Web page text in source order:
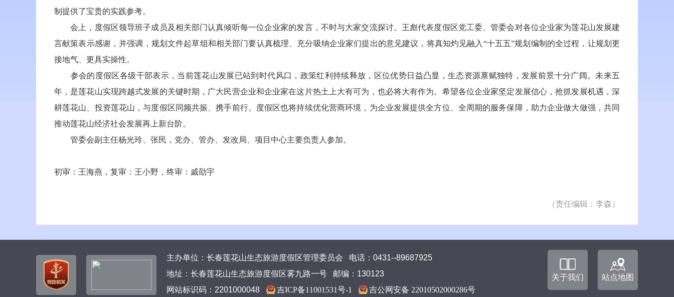
制提供了宝贵的实践参考。
会上，度假区领导班子成员及相关部门认真倾听每一位企业家的发言，不时与大家交流探讨。王彪代表度假区党工委、管委会对各位企业家为莲花山发展建
言献策表示感谢，并强调，规划文件起草组和相关部门要认真梳理、充分吸纳企业家们提出的意见建议，将真知灼见融入“十五五”规划编制的全过程，让规划更
接地气、更具实操性。
参会的度假区各级干部表示，当前莲花山发展已站到时代风口，政策红利持续释放，区位优势日益凸显，生态资源禀赋独特，发展前景十分广阔。未来五
年，是莲花山实现跨越式发展的关键时期，广大民营企业和企业家在这片热土上大有可为，也必将大有作为。希望各位企业家坚定发展信心，抢抓发展机遇，深
耕莲花山、投资莲花山，与度假区同频共振、携手前行。度假区也将持续优化营商环境，为企业发展提供全方位、全周期的服务保障，助力企业做大做强，共同
推动莲花山经济社会发展再上新台阶。
管委会副主任杨光玲、张民，党办、管办、发改局、项目中心主要负责人参加。
初审：王海燕，复审：王小野，终审：戚劭宇
（责任编辑：李森）
主办单位：长春莲花山生态旅游度假区管理委员会 电话：0431--89687925
地址：长春莲花山生态旅游度假区雾九路一号 邮编：130123
网站标识码：2201000048
吉ICP备11001531号-1 吉公网安备 22010502000286号
站点地图
关于我们